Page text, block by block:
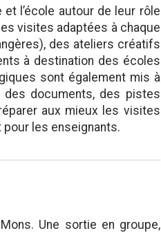
l’école autour de leur rôle
visites adaptées à chaque
des ateliers créatifs
à destination des écoles
sont également mis à
documents, des pistes
aux mieux les visites
les enseignants.
Une sortie en groupe,